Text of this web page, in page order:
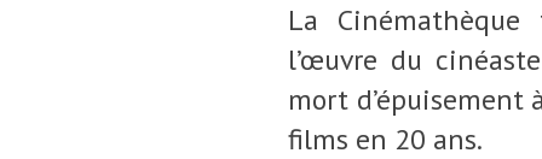
La
l’œuvre du
mort d’épuisement
films en 20 ans.